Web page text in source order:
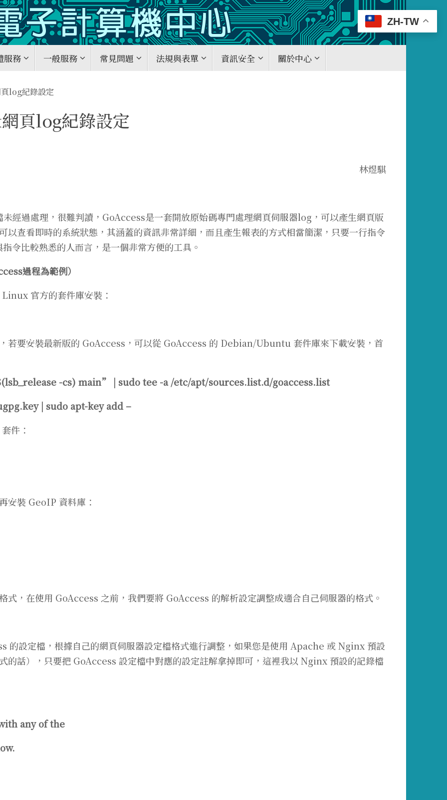
服務 一般服務 常見問題 法規與表單 資訊安全 關於中心
log紀錄設定
頁log紀錄設定
林煜騏
經過處理，很難判讀，GoAccess是一套開放原始碼專門處理網頁伺服器log，可以產生網頁版
以查看即時的系統狀態，其涵蓋的資訊非常詳細，而且產生報表的方式相當簡潔，只要一行指令
令比較熟悉的人而言，是一個非常方便的工具。
過程為範例）
官方的套件庫安裝：
若要安裝最新版的 GoAccess，可以從 GoAccess 的 Debian/Ubuntu 套件庫來下載安裝，首
-cs) main” | sudo tee -a /etc/apt/sources.list.d/goaccess.list
| sudo apt-key add –
件：
安裝 GeoIP 資料庫：
式，在使用 GoAccess 之前，我們要將 GoAccess 的解析設定調整成適合自己伺服器的格式。
設定檔，根據自己的網頁伺服器設定檔格式進行調整，如果您是使用 Apache 或 Nginx 預設
的話），只要把 GoAccess 設定檔中對應的設定註解拿掉即可，這裡我以 Nginx 預設的記錄檔
any of the
ZH-TW